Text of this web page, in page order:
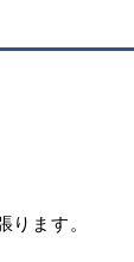
ます。